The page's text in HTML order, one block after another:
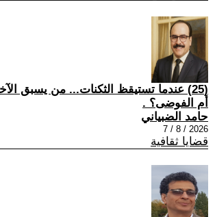
(25) عندما تستيقظ الثكنات... من يسبق
أم الفوضى؟ .
حامد الضبياني
2026 / 8 / 7
قضايا ثقافية